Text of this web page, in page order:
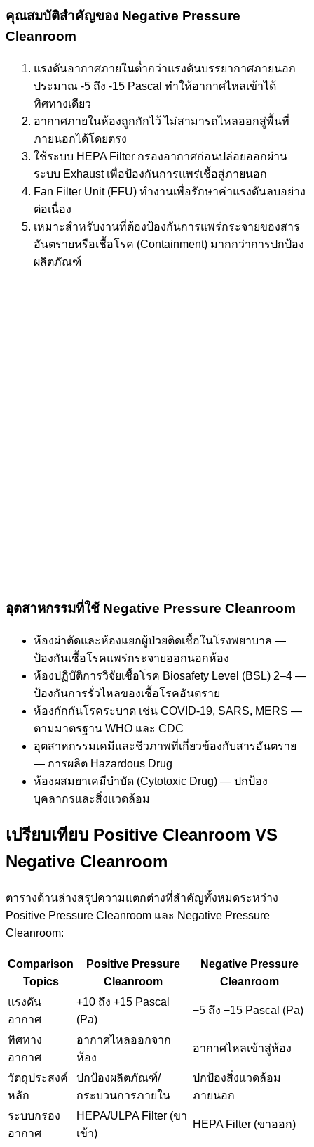
คุณสมบัติสำคัญของ Negative Pressure
Cleanroom
แรงดันอากาศภายในต่ำกว่าแรงดันบรรยากาศภายนอก
ประมาณ -5 ถึง -15 Pascal ทำให้อากาศไหลเข้าได้
ทิศทางเดียว
อากาศภายในห้องถูกกักไว้ ไม่สามารถไหลออกสู่พื้นที่
ภายนอกได้โดยตรง
ใช้ระบบ HEPA Filter กรองอากาศก่อนปล่อยออกผ่าน
ระบบ Exhaust เพื่อป้องกันการแพร่เชื้อสู่ภายนอก
Fan Filter Unit (FFU) ทำงานเพื่อรักษาค่าแรงดันลบอย่าง
ต่อเนื่อง
เหมาะสำหรับงานที่ต้องป้องกันการแพร่กระจายของสาร
อันตรายหรือเชื้อโรค (Containment) มากกว่าการปกป้อง
ผลิตภัณฑ์
อุตสาหกรรมที่ใช้ Negative Pressure Cleanroom
ห้องผ่าตัดและห้องแยกผู้ป่วยติดเชื้อในโรงพยาบาล —
ป้องกันเชื้อโรคแพร่กระจายออกนอกห้อง
ห้องปฏิบัติการวิจัยเชื้อโรค Biosafety Level (BSL) 2–4 —
ป้องกันการรั่วไหลของเชื้อโรคอันตราย
ห้องกักกันโรคระบาด เช่น COVID-19, SARS, MERS —
ตามมาตรฐาน WHO และ CDC
อุตสาหกรรมเคมีและชีวภาพที่เกี่ยวข้องกับสารอันตราย
— การผลิต Hazardous Drug
ห้องผสมยาเคมีบำบัด (Cytotoxic Drug) — ปกป้อง
บุคลากรและสิ่งแวดล้อม
เปรียบเทียบ Positive Cleanroom VS
Negative Cleanroom
ตารางด้านล่างสรุปความแตกต่างที่สำคัญทั้งหมดระหว่าง
Positive Pressure Cleanroom และ Negative Pressure
Cleanroom:
Comparison
Topics
Positive Pressure
Cleanroom
Negative Pressure
Cleanroom
แรงดัน
อากาศ
+10 ถึง +15 Pascal
(Pa)
−5 ถึง −15 Pascal (Pa)
ทิศทาง
อากาศ
อากาศไหลออกจาก
ห้อง
อากาศไหลเข้าสู่ห้อง
วัตถุประสงค์
หลัก
ปกป้องผลิตภัณฑ์/
กระบวนการภายใน
ปกป้องสิ่งแวดล้อม
ภายนอก
ระบบกรอง
อากาศ
HEPA/ULPA Filter (ขา
เข้า)
HEPA Filter (ขาออก)